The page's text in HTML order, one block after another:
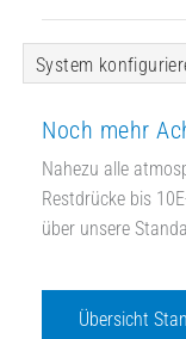
System
Noch mehr
Nahezu alle
Restdrücke bis
über unsere
Übersicht